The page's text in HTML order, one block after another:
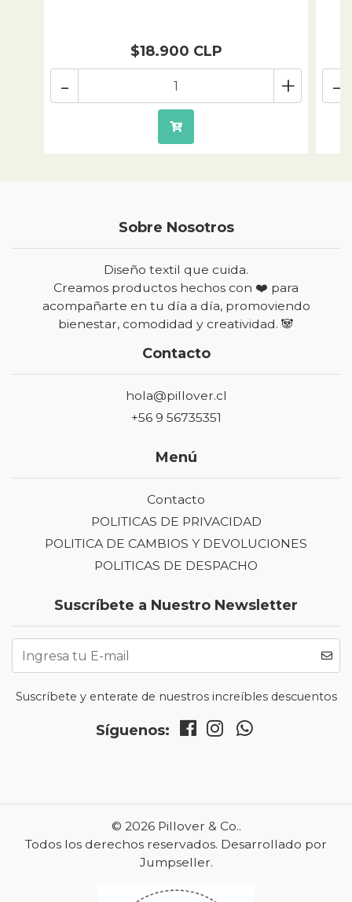
$18.900 CLP
+
- -
Sobre Nosotros
Diseño textil que cuida.
Creamos productos hechos con ❤️ para
acompañarte en tu día a día, promoviendo
bienestar, comodidad y creatividad. 🐼
Contacto
hola@pillover.cl
+56 9 56735351
Menú
Contacto
POLITICAS DE PRIVACIDAD
POLITICA DE CAMBIOS Y DEVOLUCIONES
POLITICAS DE DESPACHO
Suscríbete a Nuestro Newsletter
Suscríbete y enterate de nuestros increíbles descuentos
Síguenos:
© 2026 Pillover & Co..
Todos los derechos reservados. Desarrollado por
Jumpseller.